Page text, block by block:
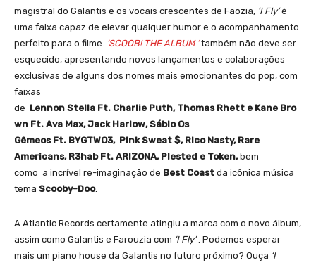
magistral do Galantis e os vocais crescentes de Faozia, ‘I Fly’é
uma faixa capaz de elevar qualquer humor e o acompanhamento
perfeito para o filme. ‘SCOOB! THE ALBUM ‘ também não deve ser
esquecido, apresentando novos lançamentos e colaborações
exclusivas de alguns dos nomes mais emocionantes do pop, com
faixas
de Lennon Stella Ft. Charlie Puth, Thomas Rhett e Kane Bro
wn Ft. Ava Max,Jack Harlow,Sábio Os
GêmeosFt. BYGTWO3, Pink Sweat $, Rico Nasty, Rare
Americans, R3habFt. ARIZONA, Plested e Token,bem
como a incrível re-imaginação de Best Coast da icônica música
tema Scooby-Doo.
A Atlantic Records certamente atingiu a marca com o novo álbum,
assim como Galantis e Farouzia com ‘I Fly’. Podemos esperar
mais um piano house da Galantis no futuro próximo? Ouça ‘I